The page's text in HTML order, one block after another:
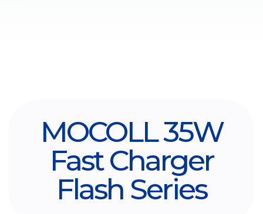
MOCOLL 35W
Fast Charger
Flash Series